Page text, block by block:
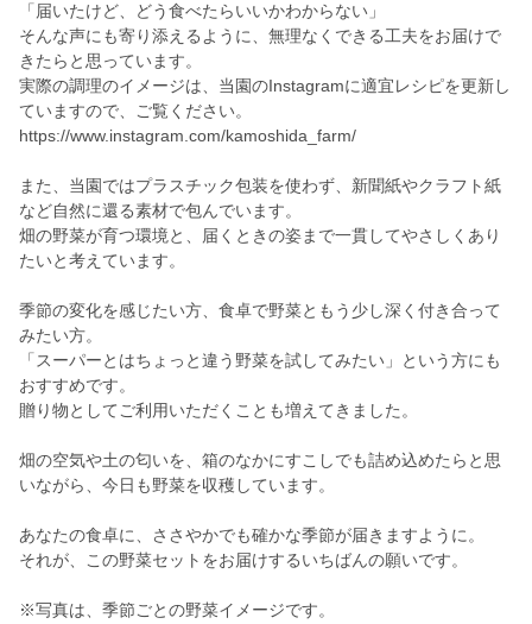
「届いたけど、どう食べたらいいかわからない」
そんな声にも寄り添えるように、無理なくできる工夫をお届けで
きたらと思っています。
実際の調理のイメージは、当園のInstagramに適宜レシピを更新し
ていますので、ご覧ください。
https://www.instagram.com/kamoshida_farm/
また、当園ではプラスチック包装を使わず、新聞紙やクラフト紙
など自然に還る素材で包んでいます。
畑の野菜が育つ環境と、届くときの姿まで一貫してやさしくあり
たいと考えています。
季節の変化を感じたい方、食卓で野菜ともう少し深く付き合って
みたい方。
「スーパーとはちょっと違う野菜を試してみたい」という方にも
おすすめです。
贈り物としてご利用いただくことも増えてきました。
畑の空気や土の匂いを、箱のなかにすこしでも詰め込めたらと思
いながら、今日も野菜を収穫しています。
あなたの食卓に、ささやかでも確かな季節が届きますように。
それが、この野菜セットをお届けするいちばんの願いです。
※写真は、季節ごとの野菜イメージです。